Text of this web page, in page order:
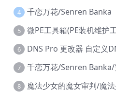
4 千恋万花/Senren Banka
5 微PE工具箱(PE装机维护
6 DNS Pro 更改器 自定义
7 千恋万花/Senren Banka/
8 魔法少女的魔女审判/魔